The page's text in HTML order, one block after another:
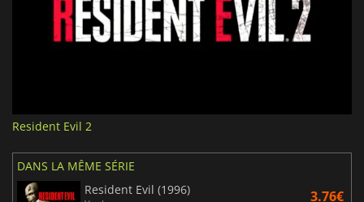
Resident Evil 2
DANS LA MÊME SÉRIE
Resident Evil (1996)
3.76€